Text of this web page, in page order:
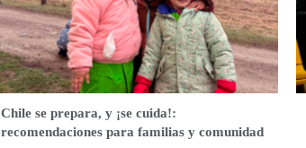
Chile se prepara, y ¡se cuida!:
recomendaciones para familias y comunidad